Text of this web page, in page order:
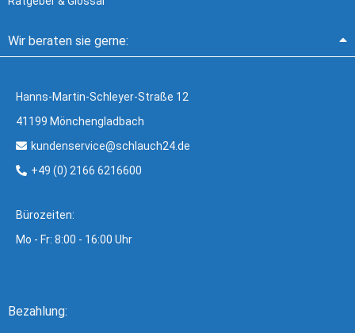
Wir beraten sie gerne:
Hanns-Martin-Schleyer-Straße 12
41199 Mönchengladbach
kundenservice@schlauch24.de
+49 (0) 2166 6216600
Bürozeiten:
Mo - Fr: 8:00 - 16:00 Uhr
Bezahlung: